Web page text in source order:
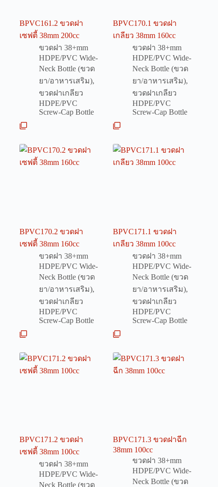
BPVC161.2 ขวดฝา
เซฟตี้ 38mm 200cc
ขวดฝา 38+mm
HDPE/PVC Wide-
Neck Bottle (ขวด
ยา/อาหารเสริม),
ขวดฝาเกลียว
HDPE/PVC
Screw-Cap Bottle
BPVC170.1 ขวดฝา
เกลียว 38mm 160cc
ขวดฝา 38+mm
HDPE/PVC Wide-
Neck Bottle (ขวด
ยา/อาหารเสริม),
ขวดฝาเกลียว
HDPE/PVC
Screw-Cap Bottle
BPVC170.2 ขวดฝา
เซฟตี้ 38mm 160cc
ขวดฝา 38+mm
HDPE/PVC Wide-
Neck Bottle (ขวด
ยา/อาหารเสริม),
ขวดฝาเกลียว
HDPE/PVC
Screw-Cap Bottle
BPVC171.1 ขวดฝา
เกลียว 38mm 100cc
ขวดฝา 38+mm
HDPE/PVC Wide-
Neck Bottle (ขวด
ยา/อาหารเสริม),
ขวดฝาเกลียว
HDPE/PVC
Screw-Cap Bottle
BPVC171.2 ขวดฝา
เซฟตี้ 38mm 100cc
ขวดฝา 38+mm
HDPE/PVC Wide-
Neck Bottle (ขวด
BPVC171.3 ขวดฝาฉีก
38mm 100cc
ขวดฝา 38+mm
HDPE/PVC Wide-
Neck Bottle (ขวด